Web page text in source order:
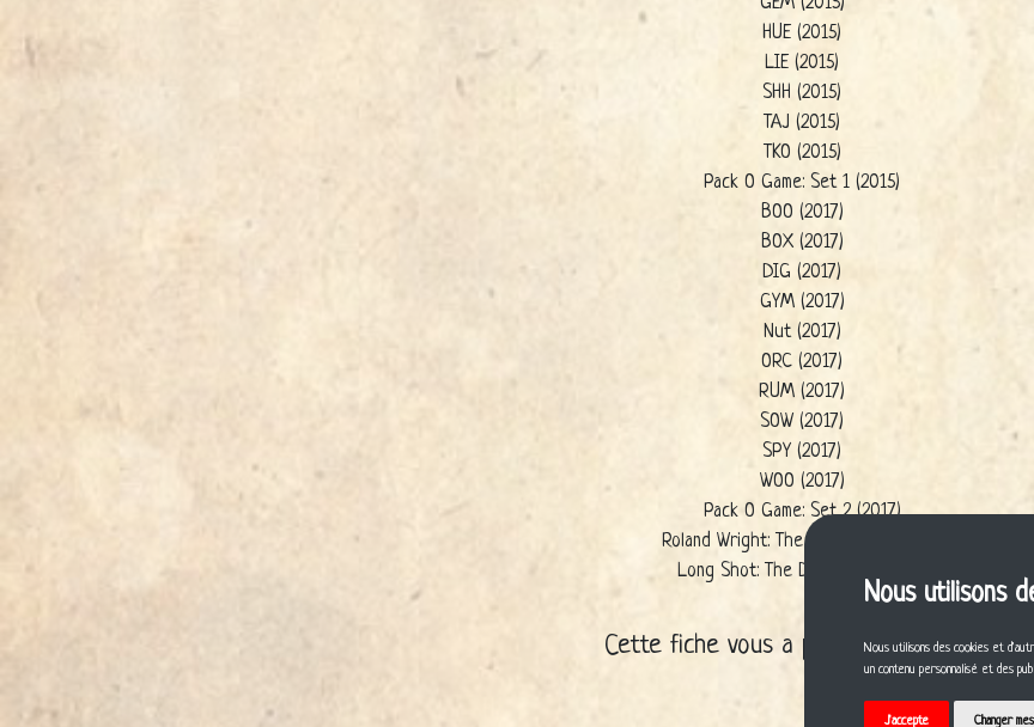
Nous utilisons
Nous utilisons des cookies et
un contenu personnalisé et des
J'accepte Changer
HUE (2015)
LIE (2015)
SHH (2015)
TAJ (2015)
TKO (2015)
Pack O Game: Set 1 (2015)
BOO (2017)
BOX (2017)
DIG (2017)
GYM (2017)
Nut (2017)
ORC (2017)
RUM (2017)
SOW (2017)
SPY (2017)
WOO (2017)
Pack O Game: Set 2 (2017)
Roland Wright: The Dice Game (2020)
Long Shot: The Dice Game (2021)
Cette fiche vous a plu ? Partagez-la !